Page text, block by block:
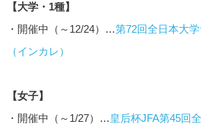
【大学・1種】
・開催中（～12/24）…第72回全日本大
（インカレ）
【女子】
・開催中（～1/27）…皇后杯JFA第45回